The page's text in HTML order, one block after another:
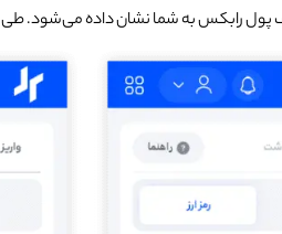
می‌شود. طی ۲۰ دقیقه رمزارزتان را باید به این آدرس (و کد تگ در صورت وجود) منتقل کنید و